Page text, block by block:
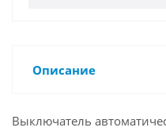
Описание
Выключатель